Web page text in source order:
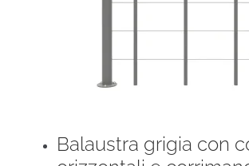
Balaustra grigia con